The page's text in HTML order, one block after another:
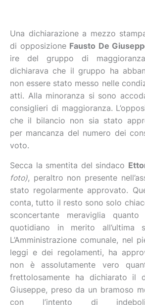
Una dichiarazione a mezzo
di opposizione Fausto De
ire del gruppo di
dichiarava che il gruppo ha
non essere stato messo nelle
atti. Alla minoranza si sono
consiglieri di maggioranza.
che il bilancio non sia stato
per mancanza del numero dei
voto.
Secca la smentita del sindaco
foto), peraltro non presente
stato regolarmente approvato.
conta, tutto il resto sono solo
sconcertante meraviglia
quotidiano in merito all’ultima
L’Amministrazione comunale, nel
leggi e dei regolamenti, ha
non è assolutamente vero
frettolosamente ha dichiarato il
Giuseppe, preso da un bramoso
con l’intento di